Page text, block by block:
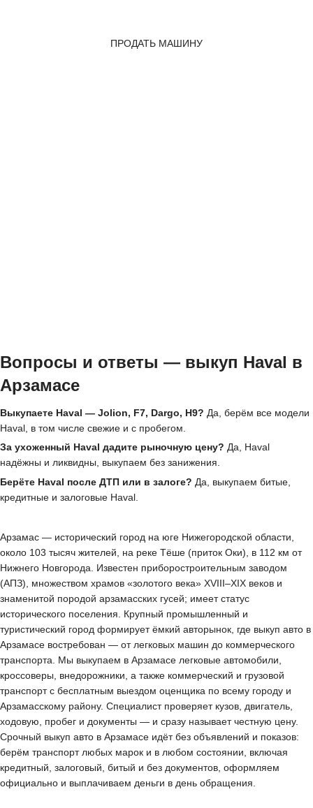
ПРОДАТЬ МАШИНУ
Вопросы и ответы — выкуп Haval в
Арзамасе
Выкупаете Haval — Jolion, F7, Dargo, H9? Да, берём все модели
Haval, в том числе свежие и с пробегом.
За ухоженный Haval дадите рыночную цену? Да, Haval
надёжны и ликвидны, выкупаем без занижения.
Берёте Haval после ДТП или в залоге? Да, выкупаем битые,
кредитные и залоговые Haval.
Арзамас — исторический город на юге Нижегородской области,
около 103 тысяч жителей, на реке Тёше (приток Оки), в 112 км от
Нижнего Новгорода. Известен приборостроительным заводом
(АПЗ), множеством храмов «золотого века» XVIII–XIX веков и
знаменитой породой арзамасских гусей; имеет статус
исторического поселения. Крупный промышленный и
туристический город формирует ёмкий авторынок, где выкуп авто в
Арзамасе востребован — от легковых машин до коммерческого
транспорта. Мы выкупаем в Арзамасе легковые автомобили,
кроссоверы, внедорожники, а также коммерческий и грузовой
транспорт с бесплатным выездом оценщика по всему городу и
Арзамасскому району. Специалист проверяет кузов, двигатель,
ходовую, пробег и документы — и сразу называет честную цену.
Срочный выкуп авто в Арзамасе идёт без объявлений и показов:
берём транспорт любых марок и в любом состоянии, включая
кредитный, залоговый, битый и без документов, оформляем
официально и выплачиваем деньги в день обращения.